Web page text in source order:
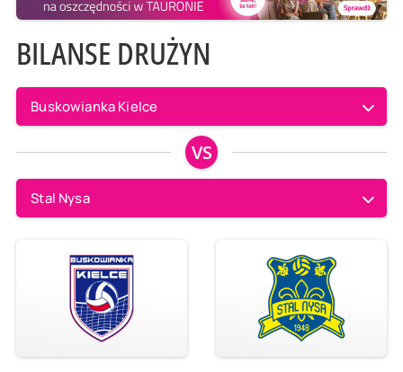
BILANSE DRUŻYN
Buskowianka Kielce
VS
Stal Nysa